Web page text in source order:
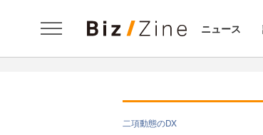
ニュース
二項動態のDX